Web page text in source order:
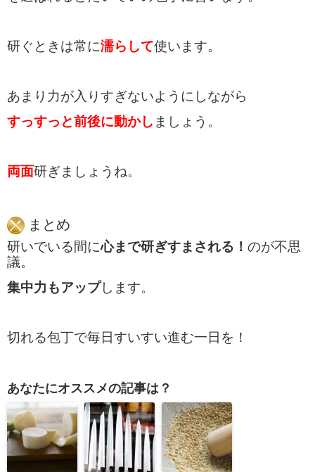
研ぐときは常に濡らして使います。
あまり力が入りすぎないようにしながら
すっすっと前後に動かし ましょう。
両面研ぎましょうね。
まとめ
研いでいる間に心まで研ぎすまされる！ のが不思
議。
集中力もアップします。
切れる包丁で毎日すいすい進む一日を！
あなたにオススメの記事は？